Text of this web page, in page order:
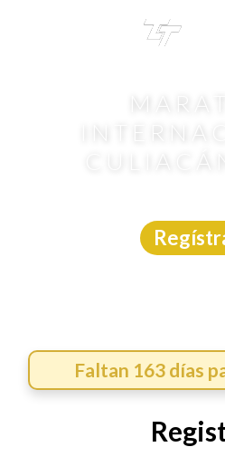
Faltan 163 días